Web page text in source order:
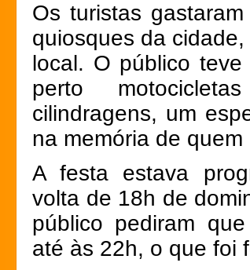
Os turistas
quiosques da
local. O público
perto
cilindragens, um
na memória de
A festa estava
volta de 18h de
público pediram
até às 22h, o que foi